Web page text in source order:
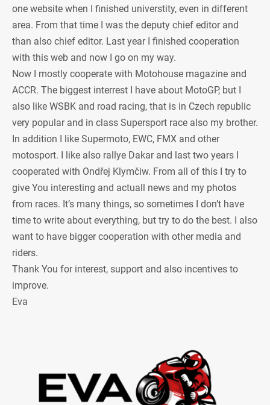
one website when I finished universtity, even in different
area. From that time I was the deputy chief editor and
than also chief editor. Last year I finished cooperation
with this web and now I go on my way.
Now I mostly cooperate with Motohouse magazine and
ACCR. The biggest interrest I have about MotoGP, but I
also like WSBK and road racing, that is in Czech republic
very popular and in class Supersport race also my brother.
In addition I like Supermoto, EWC, FMX and other
motosport. I like also rallye Dakar and last two years I
cooperated with Ondřej Klymčiw. From all of this I try to
give You interesting and actuall news and my photos
from races. It’s many things, so sometimes I don’t have
time to write about everything, but try to do the best. I also
want to have bigger cooperation with other media and
riders.
Thank You for interest, support and also incentives to
improve.
Eva